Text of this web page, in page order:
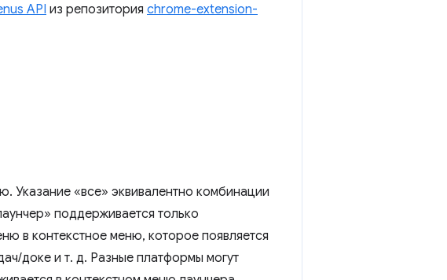
API из репозитория chrome-extension-
Указание «все» эквивалентно комбинации
поддерживается только
в контекстное меню, которое появляется
доке и т. д. Разные платформы могут